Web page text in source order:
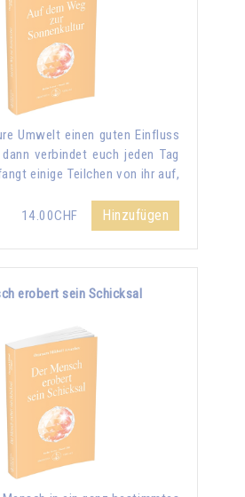
Umwelt einen guten Einfluss
verbindet euch jeden Tag
einige Teilchen von ihr auf,
14.00CHF
Hinzufügen
erobert sein Schicksal